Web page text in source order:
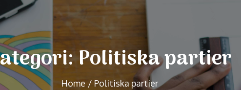
Politiska partier
Home Politiska partier